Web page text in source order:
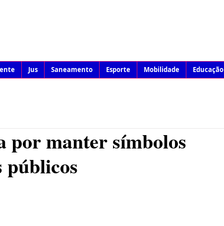
Jus Saneamento Esporte Mobilidade Educação
por manter símbolos
públicos